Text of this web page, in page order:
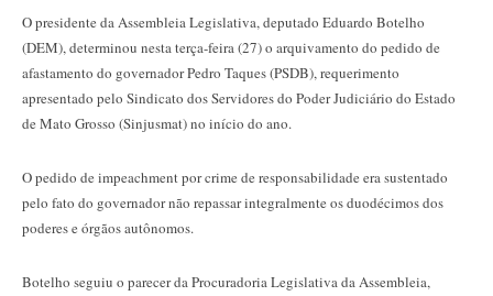
O presidente da Assembleia Legislativa, deputado Eduardo Botelho
(DEM), determinou nesta terça-feira (27) o arquivamento do pedido de
afastamento do governador Pedro Taques (PSDB), requerimento
apresentado pelo Sindicato dos Servidores do Poder Judiciário do Estado
de Mato Grosso (Sinjusmat) no início do ano.
O pedido de impeachment por crime de responsabilidade era sustentado
pelo fato do governador não repassar integralmente os duodécimos dos
poderes e órgãos autônomos.
Botelho seguiu o parecer da Procuradoria Legislativa da Assembleia,